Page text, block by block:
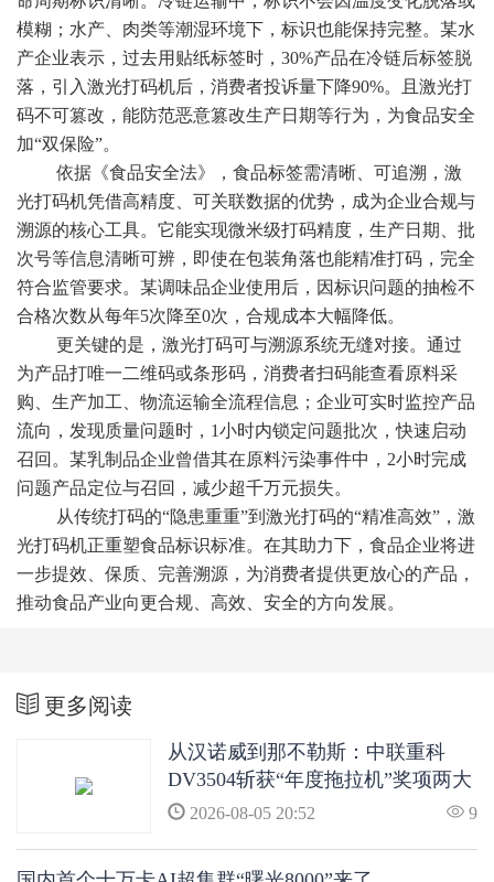
模糊；水产、肉类等潮湿环境下，标识也能保持完整。某水
产企业表示，过去用贴纸标签时，30%产品在冷链后标签脱
落，引入激光打码机后，消费者投诉量下降90%。且激光打
码不可篡改，能防范恶意篡改生产日期等行为，为食品安全
加“双保险”。
依据《食品安全法》，食品标签需清晰、可追溯，激
光打码机凭借高精度、可关联数据的优势，成为企业合规与
溯源的核心工具。它能实现微米级打码精度，生产日期、批
次号等信息清晰可辨，即使在包装角落也能精准打码，完全
符合监管要求。某调味品企业使用后，因标识问题的抽检不
合格次数从每年5次降至0次，合规成本大幅降低。
更关键的是，激光打码可与溯源系统无缝对接。通过
为产品打唯一二维码或条形码，消费者扫码能查看原料采
购、生产加工、物流运输全流程信息；企业可实时监控产品
流向，发现质量问题时，1小时内锁定问题批次，快速启动
召回。某乳制品企业曾借其在原料污染事件中，2小时完成
问题产品定位与召回，减少超千万元损失。
从传统打码的“隐患重重”到激光打码的“精准高效”，激
光打码机正重塑食品标识标准。在其助力下，食品企业将进
一步提效、保质、完善溯源，为消费者提供更放心的产品，
推动食品产业向更合规、高效、安全的方向发展。
更多阅读
从汉诺威到那不勒斯：中联重科
DV3504斩获“年度拖拉机”奖项两大
提名，中国农机首登全球高端竞技
2026-08-05 20:52 9